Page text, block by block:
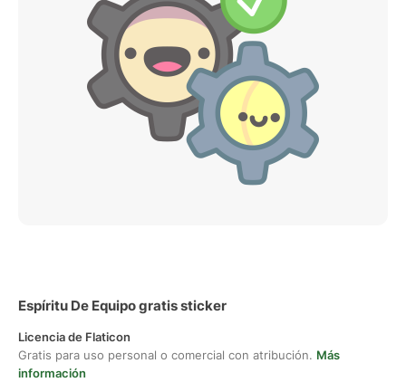
Espíritu De Equipo gratis sticker
Licencia de Flaticon
Gratis para uso personal o comercial con atribución. Más
información